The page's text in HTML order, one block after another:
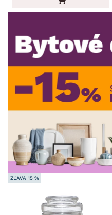
ROZMERY
MATERIÁL
FUNKCIE
MIESTNOSŤ
SKLADOVOSŤ
ZĽAVA 15 %